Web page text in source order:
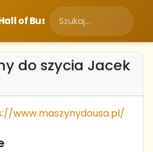
of Business
do szycia Jacek
www.maszynydousa.pl/